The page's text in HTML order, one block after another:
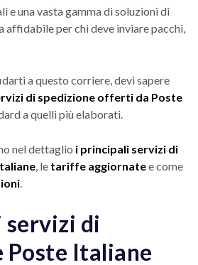
e una vasta gamma di soluzioni di
affidabile per chi deve inviare pacchi,
a questo corriere, devi sapere
di spedizione offerti da Poste
a quelli più elaborati.
nel dettaglio i principali servizi di
, le tariffe aggiornatee come
di
Poste Italiane